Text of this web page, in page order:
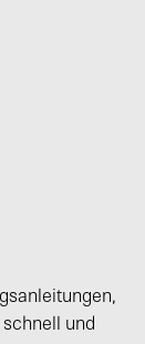
und